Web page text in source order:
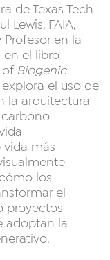
de Texas Tech
Lewis, FAIA,
Profesor en la
en el libro
of Biogenic
el uso de
la arquitectura
vida más
los
el
proyectos
adoptan la